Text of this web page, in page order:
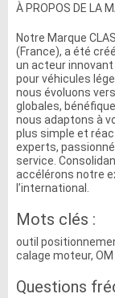
À PROPOS DE LA
Notre Marque
(France), a été
un acteur innovant
pour véhicules
nous évoluons
globales,
nous adaptons à
plus simple et
experts,
service.
accélérons notre
l’international.
Mots clés :
outil
calage moteur,
Questions